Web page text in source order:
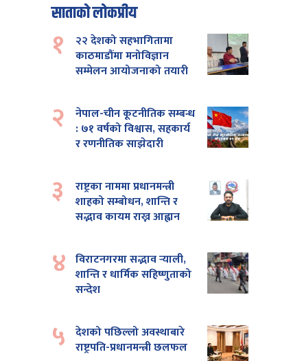
साताको लोकप्रीय
१
२२ देशको सहभागितामा
काठमाडौंमा मनोविज्ञान
सम्मेलन आयोजनाको तयारी
२
नेपाल-चीन कूटनीतिक सम्बन्ध
: ७१ वर्षको विश्वास, सहकार्य
र रणनीतिक साझेदारी
३
राष्ट्रका नाममा प्रधानमन्त्री
शाहको सम्बोधन, शान्ति र
सद्भाव कायम राख्न आह्वान
४ विराटनगरमा सद्भाव र्‍याली,
शान्ति र धार्मिक सहिष्णुताको
सन्देश
५ देशको पछिल्लो अवस्थाबारे
राष्ट्रपति-प्रधानमन्त्री छलफल